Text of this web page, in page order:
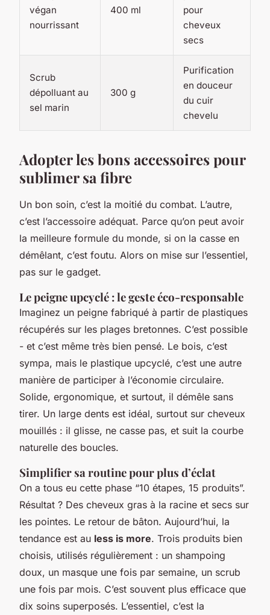
végan
nourrissant
400 ml
pour
cheveux
secs
Scrub
dépolluant au
sel marin
300 g
Purification
en douceur
du cuir
chevelu
Adopter les bons accessoires pour
sublimer sa fibre
Un bon soin, c’est la moitié du combat. L’autre,
c’est l’accessoire adéquat. Parce qu’on peut avoir
la meilleure formule du monde, si on la casse en
démêlant, c’est foutu. Alors on mise sur l’essentiel,
pas sur le gadget.
Le peigne upcyclé : le geste éco-responsable
Imaginez un peigne fabriqué à partir de plastiques
récupérés sur les plages bretonnes. C’est possible
- et c’est même très bien pensé. Le bois, c’est
sympa, mais le plastique upcyclé, c’est une autre
manière de participer à l’économie circulaire.
Solide, ergonomique, et surtout, il démêle sans
tirer. Un large dents est idéal, surtout sur cheveux
mouillés : il glisse, ne casse pas, et suit la courbe
naturelle des boucles.
Simplifier sa routine pour plus d’éclat
On a tous eu cette phase “10 étapes, 15 produits”.
Résultat ? Des cheveux gras à la racine et secs sur
les pointes. Le retour de bâton. Aujourd’hui, la
tendance est au less is more. Trois produits bien
choisis, utilisés régulièrement : un shampoing
doux, un masque une fois par semaine, un scrub
une fois par mois. C’est souvent plus efficace que
dix soins superposés. L’essentiel, c’est la